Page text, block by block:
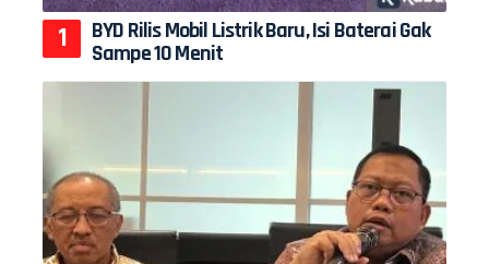
BYD Rilis Mobil Listrik Baru, Isi Baterai Gak
Sampe 10 Menit